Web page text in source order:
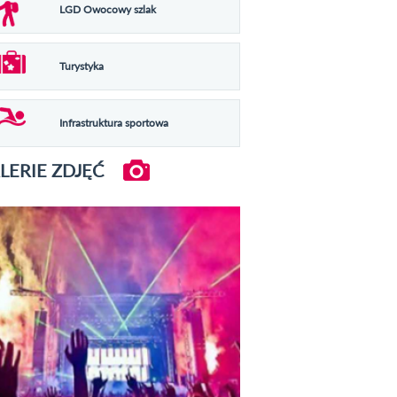
LGD Owocowy szlak
Turystyka
Infrastruktura sportowa
ZDJĘĆ